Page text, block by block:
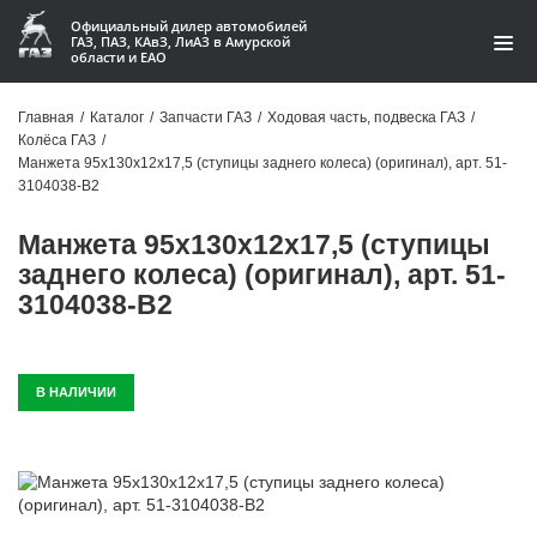
Официальный дилер автомобилей
ГАЗ, ПАЗ, КАвЗ, ЛиАЗ в Амурской
области и ЕАО
Акции
Контакты
Доставка
Гарантии
Автомобили
Главная / Каталог / Запчасти ГАЗ / Ходовая часть, подвеска ГАЗ /
Колёса ГАЗ /
Манжета 95х130х12х17,5 (ступицы заднего колеса) (оригинал), арт. 51-
3104038-В2
Манжета 95х130х12х17,5 (ступицы
заднего колеса) (оригинал), арт. 51-
3104038-В2
В НАЛИЧИИ